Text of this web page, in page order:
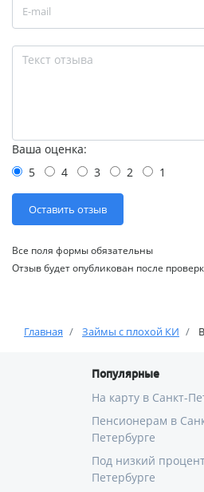
Ваша оценка:
5
4 3 2 1
Все поля формы обязательны
Отзыв будет опубликован после
Главная Займы с плохой КИ
Популярные
На карту в Санкт-
Пенсионерам в
Петербурге
Под низкий
Петербурге